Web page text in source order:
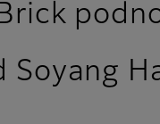
Soyang